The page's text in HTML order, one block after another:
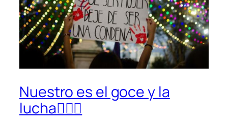
Nuestro es el goce y la
lucha✊🏿💜